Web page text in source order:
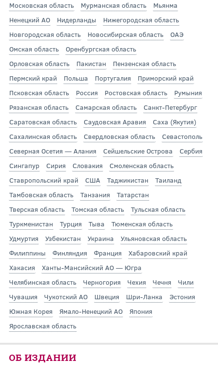
Московская область
Мурманская область
Мьянма
Ненецкий АО
Нидерланды
Нижегородская область
Новгородская область
Новосибирская область
ОАЭ
Омская область
Оренбургская область
Орловская область
Пакистан
Пензенская область
Пермский край
Польша Португалия
Приморский край
Псковская область
Россия Ростовская область
Румыния
Рязанская область
Самарская область
Санкт-Петербург
Саратовская область
Саудовская Аравия
Саха (Якутия)
Сахалинская область
Свердловская область
Севастополь
Северная Осетия — Алания
Сейшельские Острова
Сербия
Сингапур
Сирия Словакия
Смоленская область
Ставропольский край
США Таджикистан
Таиланд
Тамбовская область
Танзания
Татарстан
Тверская область
Томская область
Тульская область
Туркменистан
Турция Тыва
Тюменская область
Удмуртия
Узбекистан Украина
Ульяновская область
Филиппины
Финляндия Франция
Хабаровский край
Хакасия
Ханты-Мансийский АО — Югра
Челябинская область
Черногория Чехия Чечня
Чили
Чувашия
Чукотский АО Швеция Шри-Ланка
Эстония
Южная Корея
Ямало-Ненецкий АО
Япония
Ярославская область
ОБ ИЗДАНИИ